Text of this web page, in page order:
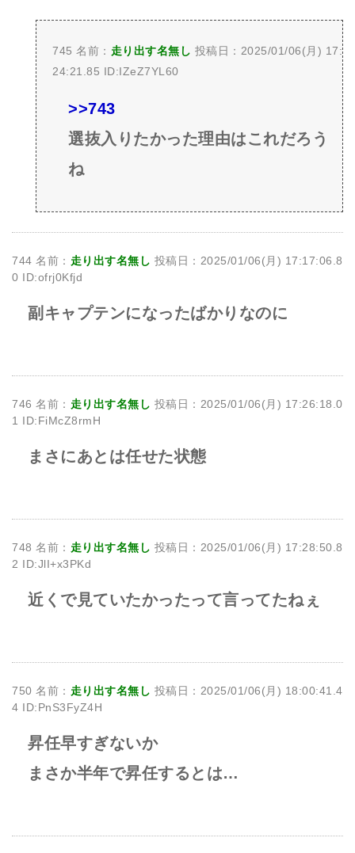
745 名前： 走り出す名無し 投稿日：2025/01/06(月) 17:
24:21.85 ID:IZeZ7YL60
>>743
選抜入りたかった理由はこれだろう
ね
744 名前： 走り出す名無し 投稿日：2025/01/06(月) 17:17:06.8
0 ID:ofrj0Kfjd
副キャプテンになったばかりなのに
746 名前： 走り出す名無し 投稿日：2025/01/06(月) 17:26:18.0
1 ID:FiMcZ8rmH
まさにあとは任せた状態
748 名前： 走り出す名無し 投稿日：2025/01/06(月) 17:28:50.8
2 ID:JlI+x3PKd
近くで見ていたかったって言ってたねぇ
750 名前： 走り出す名無し 投稿日：2025/01/06(月) 18:00:41.4
4 ID:PnS3FyZ4H
昇任早すぎないか
まさか半年で昇任するとは…